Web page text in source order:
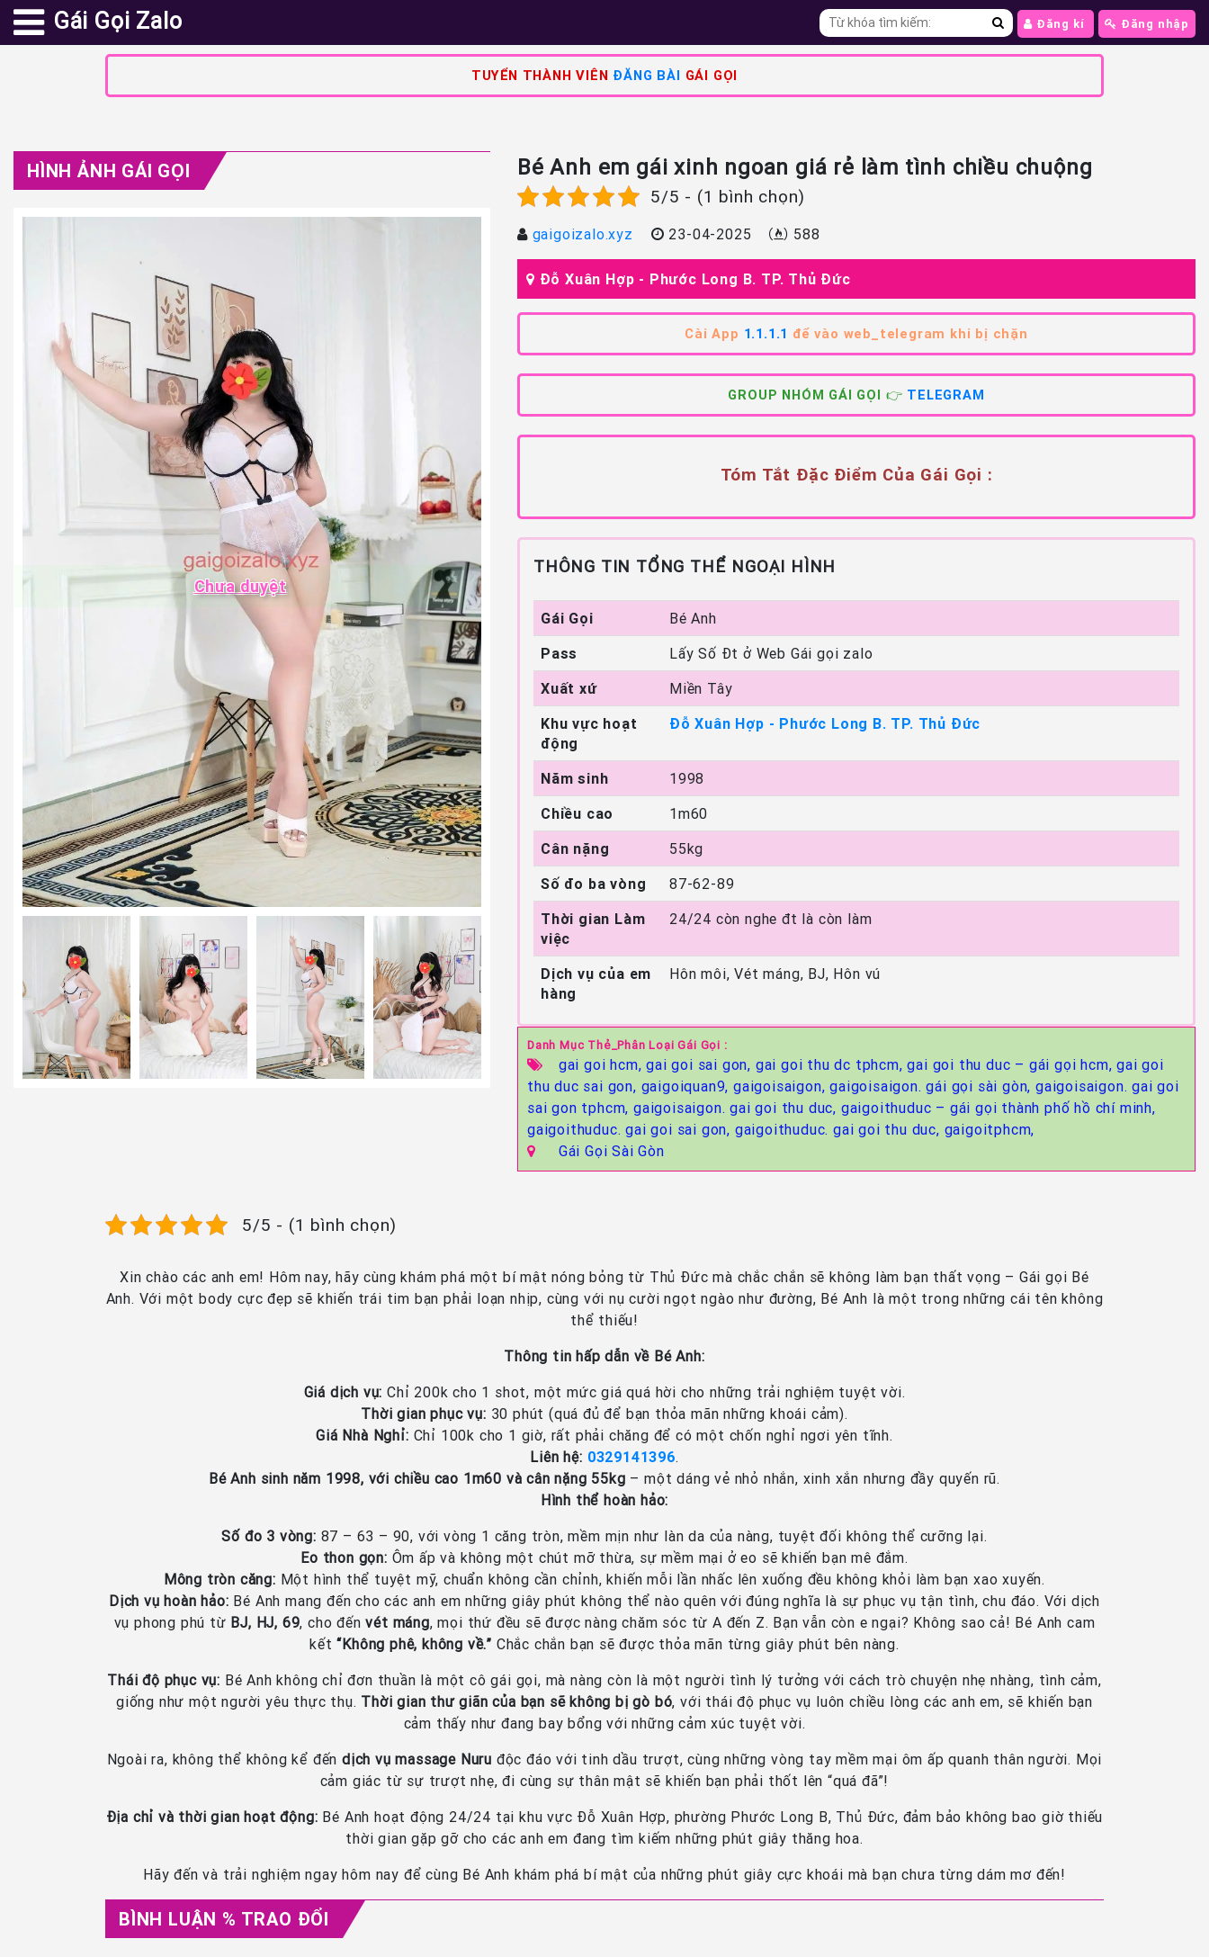
Gái Gọi Zalo Đăng kí Đăng nhập
TUYỂN THÀNH VIÊN ĐĂNG BÀI GÁI GỌI
HÌNH ẢNH GÁI GỌI
Chưa duyệt
Bé Anh em gái xinh ngoan giá rẻ làm tình chiều chuộng
5/5 - (1 bình chọn)
gaigoizalo.xyz 23-04-2025 588
Đỗ Xuân Hợp - Phước Long B. TP. Thủ Đức
Cài App 1.1.1.1 để vào web_telegram khi bị chặn
GROUP NHÓM GÁI GỌI 👉 TELEGRAM
Tóm Tắt Đặc Điểm Của Gái Gọi :
THÔNG TIN TỔNG THỂ NGOẠI HÌNH
Gái Gọi
Bé Anh
Pass
Lấy Số Đt ở Web Gái gọi zalo
Xuất xứ
Miền Tây
Khu vực hoạt
động
Đỗ Xuân Hợp - Phước Long B. TP. Thủ Đức
Năm sinh
1998
Chiều cao
1m60
Cân nặng
55kg
Số đo ba vòng
87-62-89
Thời gian Làm
việc
24/24 còn nghe đt là còn làm
Dịch vụ của em
hàng
Hôn môi, Vét máng, BJ, Hôn vú
Danh Mục Thẻ_Phân Loại Gái Gọi :
gai goi hcm,gai goi sai gon, gai goi thu dc tphcm,gai goi thu duc – gái gọi hcm,gai goi
thu duc sai gon, gaigoiquan9,gaigoisaigon,gaigoisaigon. gái gọi sài gòn,gaigoisaigon. gai goi
sai gon tphcm,gaigoisaigon. gai goi thu duc, gaigoithuduc – gái gọi thành phố hồ chí minh,
gaigoithuduc. gai goi sai gon, gaigoithuduc. gai goi thu duc, gaigoitphcm,
Gái Gọi Sài Gòn
5/5 - (1 bình chọn)
Xin chào các anh em! Hôm nay, hãy cùng khám phá một bí mật nóng bỏng từ Thủ Đức mà chắc chắn sẽ không làm bạn thất vọng – Gái gọi Bé
Anh. Với một body cực đẹp sẽ khiến trái tim bạn phải loạn nhịp, cùng với nụ cười ngọt ngào như đường, Bé Anh là một trong những cái tên không
thể thiếu!
Thông tin hấp dẫn về Bé Anh:
Giá dịch vụ: Chỉ 200k cho 1 shot, một mức giá quá hời cho những trải nghiệm tuyệt vời.
Thời gian phục vụ: 30 phút (quá đủ để bạn thỏa mãn những khoái cảm).
Giá Nhà Nghỉ: Chỉ 100k cho 1 giờ, rất phải chăng để có một chốn nghỉ ngơi yên tĩnh.
Liên hệ: 0329141396.
Bé Anh sinh năm 1998, với chiều cao 1m60 và cân nặng 55kg – một dáng vẻ nhỏ nhắn, xinh xắn nhưng đầy quyến rũ.
Hình thể hoàn hảo:
Số đo 3 vòng: 87 – 63 – 90, với vòng 1 căng tròn, mềm mịn như làn da của nàng, tuyệt đối không thể cưỡng lại.
Eo thon gọn: Ôm ấp và không một chút mỡ thừa, sự mềm mại ở eo sẽ khiến bạn mê đắm.
Mông tròn căng: Một hình thể tuyệt mỹ, chuẩn không cần chỉnh, khiến mỗi lần nhấc lên xuống đều không khỏi làm bạn xao xuyến.
Dịch vụ hoàn hảo: Bé Anh mang đến cho các anh em những giây phút không thể nào quên với đúng nghĩa là sự phục vụ tận tình, chu đáo. Với dịch
vụ phong phú từ BJ, HJ, 69, cho đếnvét máng, mọi thứ đều sẽ được nàng chăm sóc từ A đến Z. Bạn vẫn còn e ngại? Không sao cả! Bé Anh cam
kết“Không phê, không về.” Chắc chắn bạn sẽ được thỏa mãn từng giây phút bên nàng.
Thái độ phục vụ: Bé Anh không chỉ đơn thuần là một cô gái gọi, mà nàng còn là một người tình lý tưởng với cách trò chuyện nhẹ nhàng, tình cảm,
giống như một người yêu thực thụ. Thời gian thư giãn của bạn sẽ không bị gò bó, với thái độ phục vụ luôn chiều lòng các anh em, sẽ khiến bạn
cảm thấy như đang bay bổng với những cảm xúc tuyệt vời.
Ngoài ra, không thể không kể đếndịch vụ massage Nuru độc đáo với tinh dầu trượt, cùng những vòng tay mềm mại ôm ấp quanh thân người. Mọi
cảm giác từ sự trượt nhẹ, đi cùng sự thân mật sẽ khiến bạn phải thốt lên “quá đã”!
Địa chỉ và thời gian hoạt động: Bé Anh hoạt động 24/24 tại khu vực Đỗ Xuân Hợp, phường Phước Long B, Thủ Đức, đảm bảo không bao giờ thiếu
thời gian gặp gỡ cho các anh em đang tìm kiếm những phút giây thăng hoa.
Hãy đến và trải nghiệm ngay hôm nay để cùng Bé Anh khám phá bí mật của những phút giây cực khoái mà bạn chưa từng dám mơ đến!
BÌNH LUẬN % TRAO ĐỔI